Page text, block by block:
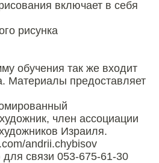
включает в себя
рисунка
обучения так же входит
Материалы предоставляет
член ассоциации
Израиля.
andrii.chybisov
связи 053-675-61-30